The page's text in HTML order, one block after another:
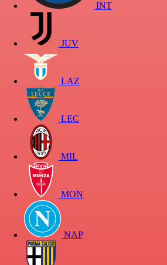
INT
JUV
LAZ
LEC
MIL
MON
NAP